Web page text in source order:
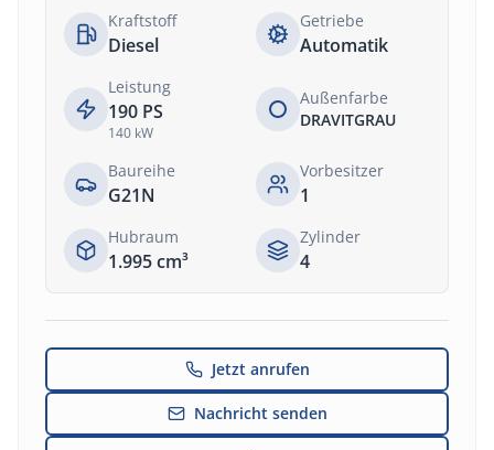
Kraftstoff
Diesel
Getriebe
Automatik
Leistung
190 PS
140 kW
Außenfarbe
DRAVITGRAU
Baureihe
G21N
Vorbesitzer
1
Hubraum
1.995cm³
Zylinder
4
Jetzt anrufen
Nachricht senden